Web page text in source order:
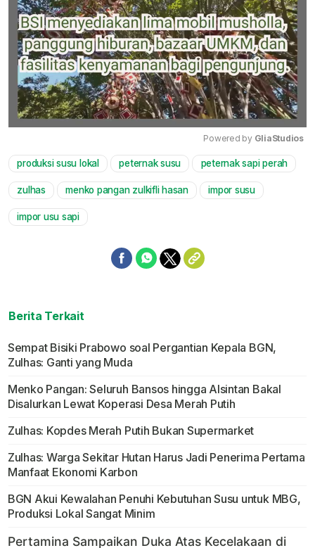
Mute
Powered by GliaStudios
produksi susu lokal peternak susu peternak sapi perah
zulhas menko pangan zulkifli hasan impor susu
impor usu sapi
Berita Terkait
Sempat Bisiki Prabowo soal Pergantian Kepala BGN,
Zulhas: Ganti yang Muda
Menko Pangan: Seluruh Bansos hingga Alsintan Bakal
Disalurkan Lewat Koperasi Desa Merah Putih
Zulhas: Kopdes Merah Putih Bukan Supermarket
Zulhas: Warga Sekitar Hutan Harus Jadi Penerima Pertama
Manfaat Ekonomi Karbon
BGN Akui Kewalahan Penuhi Kebutuhan Susu untuk MBG,
Produksi Lokal Sangat Minim